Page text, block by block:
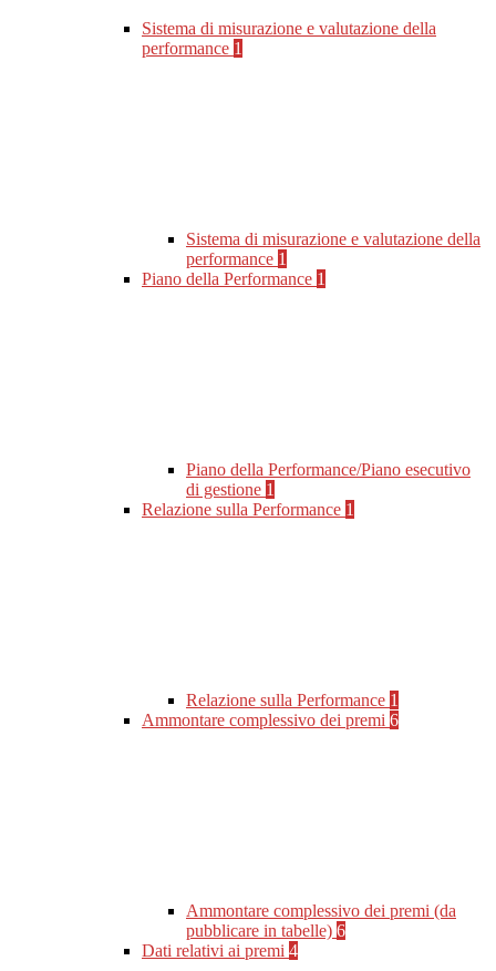
Sistema di misurazione e valutazione della
performance 1
Sistema di misurazione e valutazione della
performance 1
Piano della Performance 1
Piano della Performance/Piano esecutivo
di gestione 1
Relazione sulla Performance 1
Relazione sulla Performance 1
Ammontare complessivo dei premi 6
Ammontare complessivo dei premi (da
pubblicare in tabelle) 6
Dati relativi ai premi 4